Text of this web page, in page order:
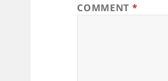
COMMENT *